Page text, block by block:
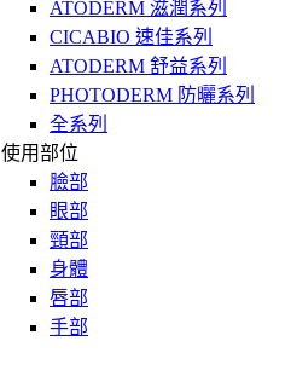
ATODERM 滋潤系列
CICABIO 速佳系列
ATODERM 舒益系列
PHOTODERM 防曬系列
全系列
使用部位
臉部
眼部
頸部
身體
唇部
手部